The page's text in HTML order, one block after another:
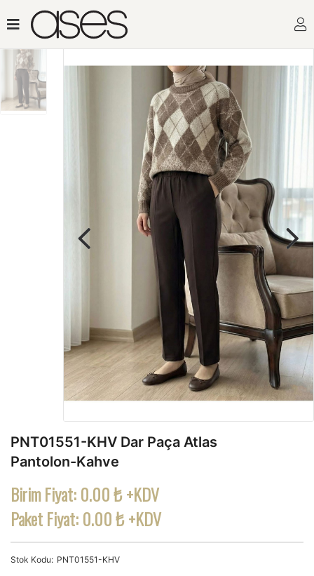
PNT01551-KHV Dar Paça Atlas
Pantolon-Kahve
Birim Fiyat:0.00 ₺ +KDV
Paket Fiyat:0.00 ₺ +KDV
Stok Kodu PNT01551-KHV